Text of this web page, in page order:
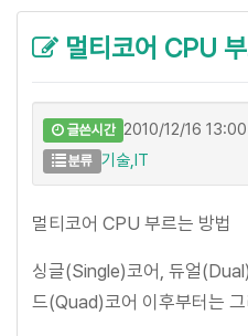
멀티코어 CPU
글쓴시간 2010/12/16 13:00
분류 기술,IT
멀티코어 CPU 부르는 방법
싱글(Single)코어, 듀얼
드(Quad)코어 이후부터는